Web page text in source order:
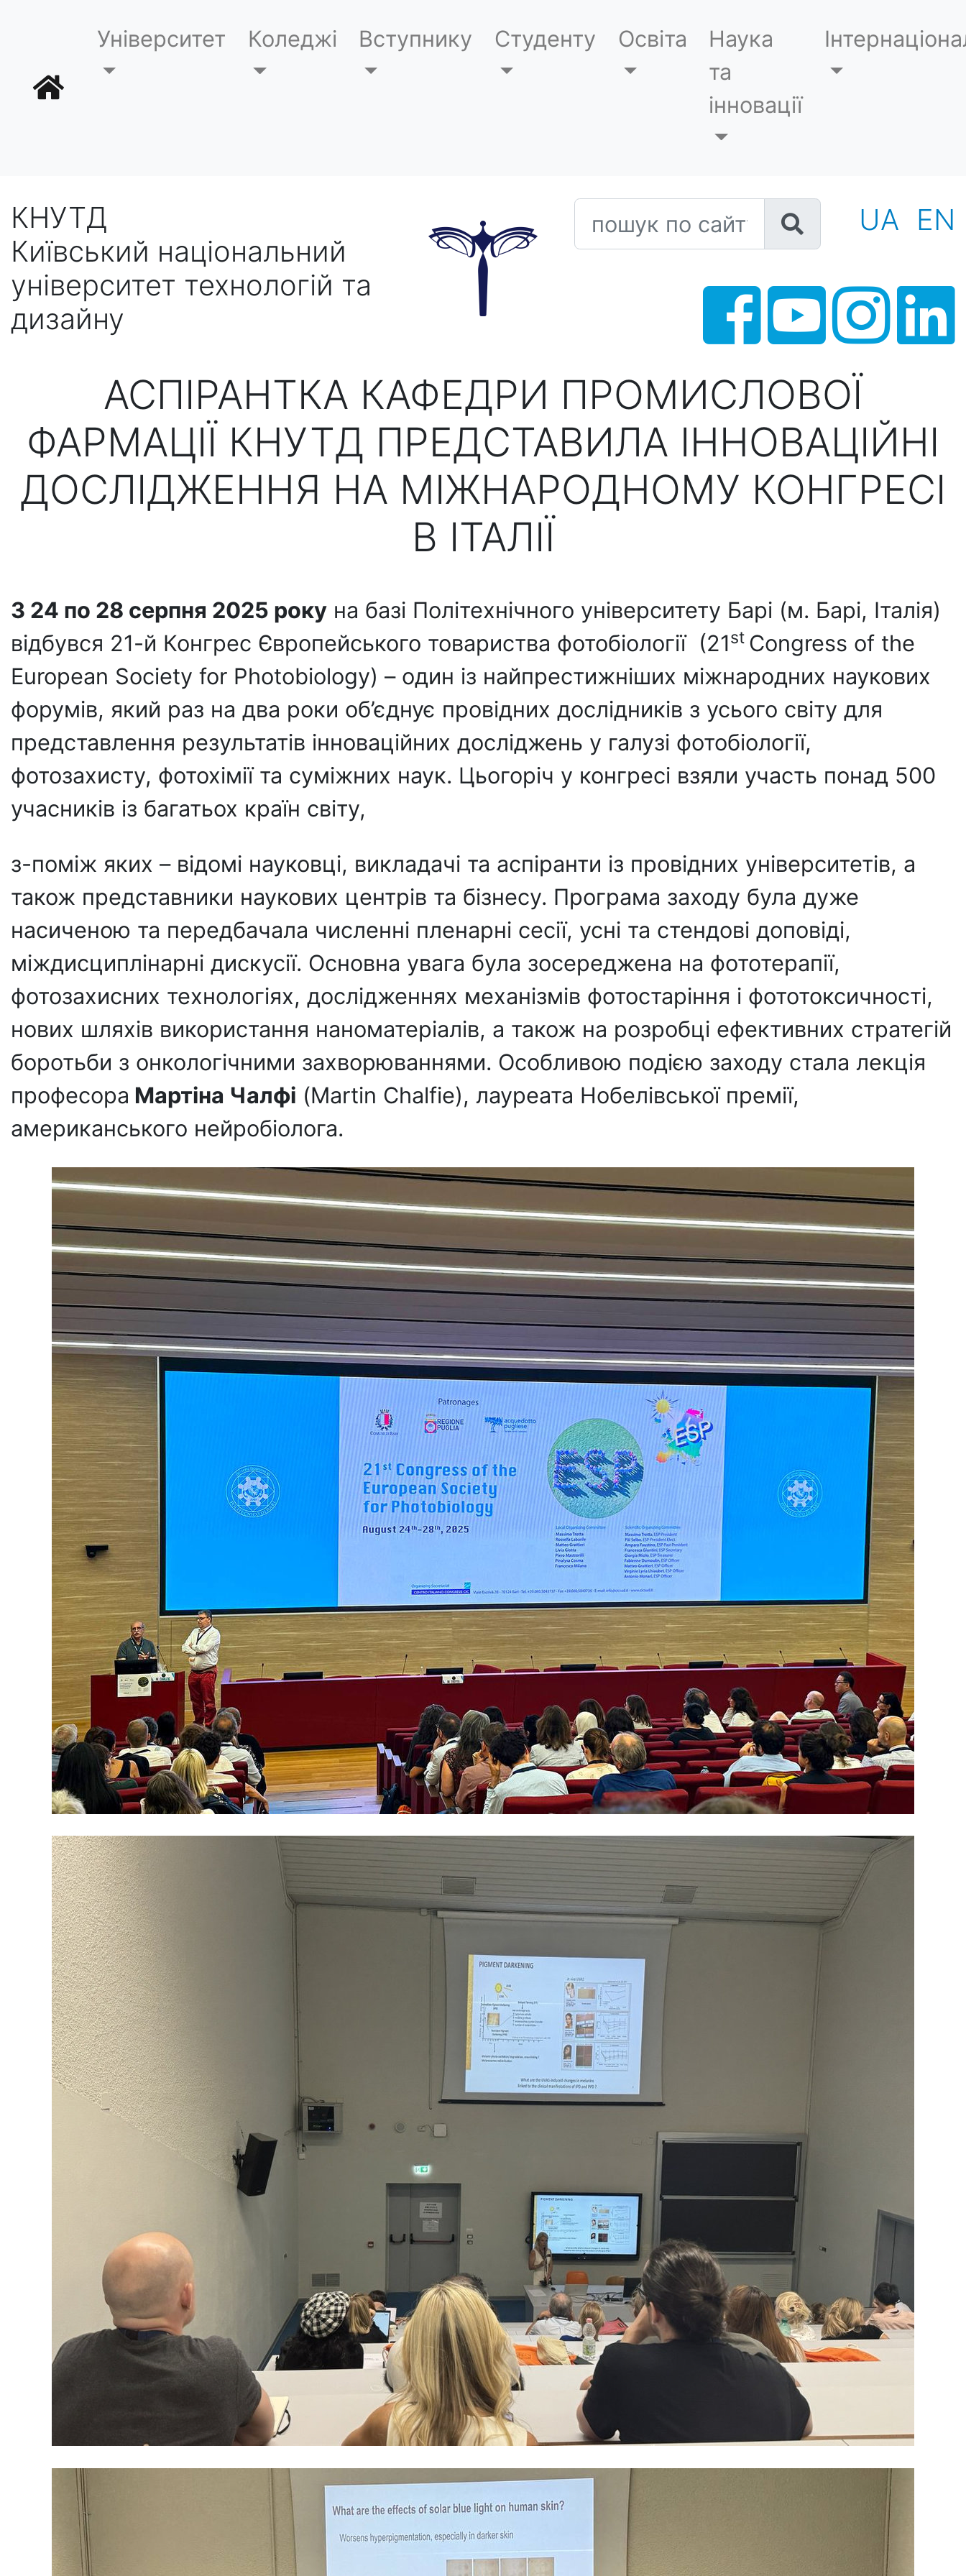
Університет Коледжі Вступнику Студенту Освіта
Наука
та
інновації
КНУТД
Київський національний
університет технологій та
дизайну
пошук по сайту UA EN
АСПІРАНТКА КАФЕДРИ ПРОМИСЛОВОЇ
ФАРМАЦІЇ КНУТД ПРЕДСТАВИЛА ІННОВАЦІЙНІ
ДОСЛІДЖЕННЯ НА МІЖНАРОДНОМУ КОНГРЕСІ
В ІТАЛІЇ
З 24 по 28 серпня 2025 року на базі Політехнічного університету Барі (м. Барі, Італія)
відбувся 21-й Конгрес Європейського товариства фотобіології (21st Congress of the
European Society for Photobiology) – один із найпрестижніших міжнародних наукових
форумів, який раз на два роки об’єднує провідних дослідників з усього світу для
представлення результатів інноваційних досліджень у галузі фотобіології,
фотозахисту, фотохімії та суміжних наук. Цьогоріч у конгресі взяли участь понад 500
учасників із багатьох країн світу,
з-поміж яких – відомі науковці, викладачі та аспіранти із провідних університетів, а
також представники наукових центрів та бізнесу. Програма заходу була дуже
насиченою та передбачала численні пленарні сесії, усні та стендові доповіді,
міждисциплінарні дискусії. Основна увага була зосереджена на фототерапії,
фотозахисних технологіях, дослідженнях механізмів фотостаріння і фототоксичності,
нових шляхів використання наноматеріалів, а також на розробці ефективних стратегій
боротьби з онкологічними захворюваннями. Особливою подією заходу стала лекція
професора Мартіна Чалфі (Martin Chalfie), лауреата Нобелівської премії,
американського нейробіолога.